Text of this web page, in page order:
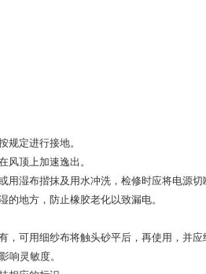
规定进行接地。
风顶上加速逸出。
湿布揩抹及用水冲洗，检修时应将电源切
地方，防止橡胶老化以致漏电。
可用细纱布将触头砂平后，再使用，并应
响灵敏度。